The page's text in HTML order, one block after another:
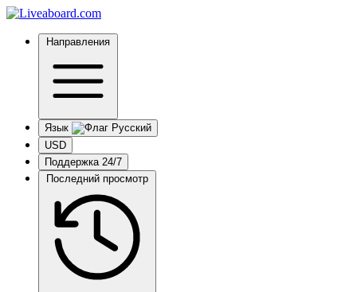
Направления
Язык
USD
Поддержка 24/7
Последний просмотр